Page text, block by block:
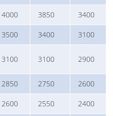
4000 3850 3400
3500 3400 3100
3100 3100 2900
2850 2750 2600
2600 2550 2400